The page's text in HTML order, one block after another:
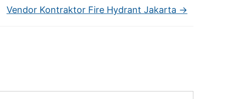
Vendor Kontraktor Fire Hydrant Jakarta →